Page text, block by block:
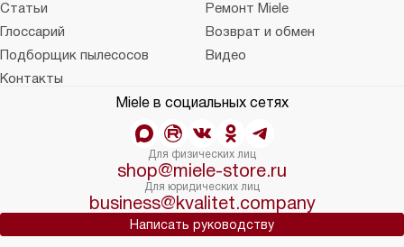
Статьи
Ремонт Miele
Глоссарий
Возврат и обмен
Подборщик пылесосов
Видео
Контакты
Miele в социальных сетях
Для физических лиц
shop@miele-store.ru
Для юридических лиц
business@kvalitet.company
Написать руководству